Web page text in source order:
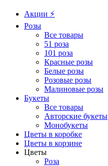
Акции ⚡️
Розы
Все товары
51 роза
101 роза
Красные розы
Белые розы
Розовые розы
Малиновые розы
Букеты
Все товары
Авторские букеты
Монобукеты
Цветы в коробке
Цветы в корзине
Цветы
Роза